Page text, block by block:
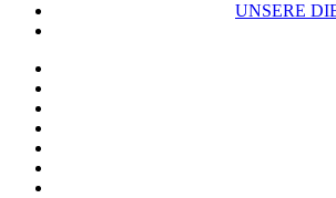
UNSERE